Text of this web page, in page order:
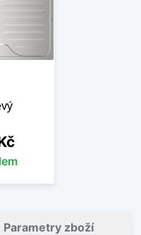
Parametry zboží